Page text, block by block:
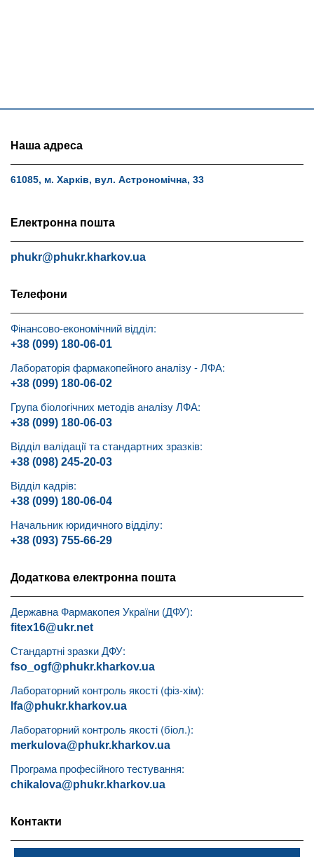
Наша адреса
61085, м. Харків, вул. Астрономічна, 33
Електронна пошта
phukr@phukr.kharkov.ua
Телефони
Фінансово-економічний відділ:
+38 (099) 180-06-01
Лабораторія фармакопейного аналізу - ЛФА:
+38 (099) 180-06-02
Група біологічних методів аналізу ЛФА:
+38 (099) 180-06-03
Відділ валідації та стандартних зразків:
+38 (098) 245-20-03
Відділ кадрів:
+38 (099) 180-06-04
Начальник юридичного відділу:
+38 (093) 755-66-29
Додаткова електронна пошта
Державна Фармакопея України (ДФУ):
fitex16@ukr.net
Стандартні зразки ДФУ:
fso_ogf@phukr.kharkov.ua
Лабораторний контроль якості (фіз-хім):
lfa@phukr.kharkov.ua
Лабораторний контроль якості (біол.):
merkulova@phukr.kharkov.ua
Програма професійного тестування:
chikalova@phukr.kharkov.ua
Контакти